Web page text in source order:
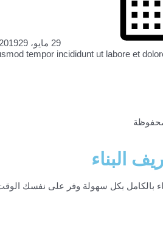
29 مايو، 2019
29 مايو، 2019
tempor incididunt ut labore et dolore
البناء
بالكامل بكل سهولة وفر على نفسك